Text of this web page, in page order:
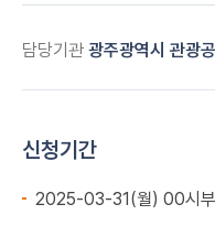
담당기관 광주광역시 관광
신청기간
2025-03-31(월) 00시부